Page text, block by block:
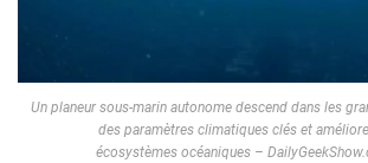
Un planeur sous-marin autonome descend dans les
des paramètres climatiques clés et
écosystèmes océaniques –